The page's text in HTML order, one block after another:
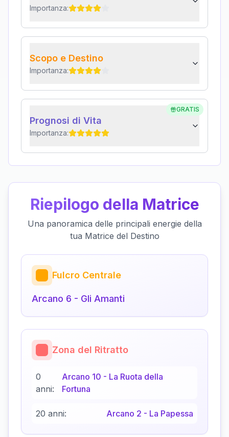
Importanza:
Scopo e Destino
Importanza:
GRATIS
Prognosi di Vita
Importanza:
Riepilogo della Matrice
Una panoramica delle principali energie della
tua Matrice del Destino
Fulcro Centrale
Arcano 6 - Gli Amanti
Zona del Ritratto
0
anni:
Arcano 10 - La Ruota della
Fortuna
20 anni: Arcano 2 - La Papessa